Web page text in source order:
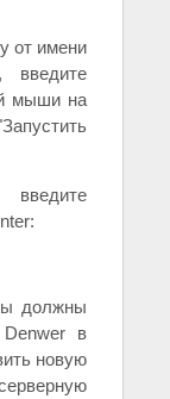
от имени
введите
мыши на
должны
Denwer в
новую